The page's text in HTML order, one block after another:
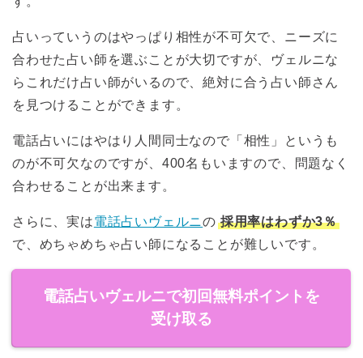
占いっていうのはやっぱり相性が不可欠で、ニーズに
合わせた占い師を選ぶことが大切ですが、ヴェルニな
らこれだけ占い師がいるので、絶対に合う占い師さん
を見つけることができます。
電話占いにはやはり人間同士なので「相性」というも
のが不可欠なのですが、400名もいますので、問題なく
合わせることが出来ます。
さらに、実は電話占いヴェルニの 採用率はわずか3％
で、めちゃめちゃ占い師になることが難しいです。
電話占いヴェルニで初回無料ポイントを
受け取る